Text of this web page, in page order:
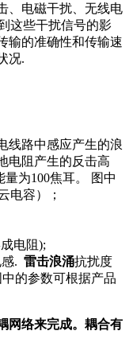
、电磁干扰、无线电
这些干扰信号的影
输的准确性和传输速
况.
线路中感应产生的浪
电阻产生的反击高
为100焦耳。 图中
电容）；
电阻);
. 雷击浪涌抗扰度
的参数可根据产品
网络来完成。耦合有